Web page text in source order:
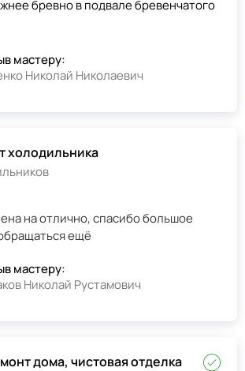
мастеру:
Николай Николаевич
холодильника
на отлично, спасибо большое
ещё
мастеру:
Николай Рустамович
дома, чистовая отделка